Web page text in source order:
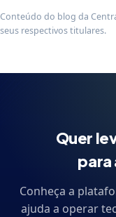
Conteúdo do blog da
seus respectivos titulares.
Quer
para
Conheça a
ajuda a operar